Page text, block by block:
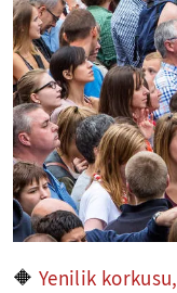
🔶 Yenilik korkusu,